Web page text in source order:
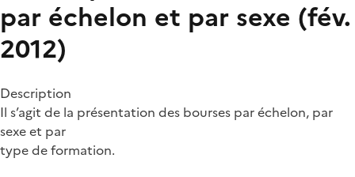
par échelon et par sexe (fév.
2012)
Description
Il s’agit de la présentation des bourses par échelon, par
sexe et par
type de formation.